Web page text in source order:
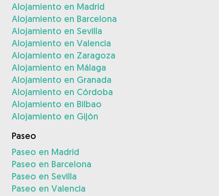
Alojamiento en Madrid
Alojamiento en Barcelona
Alojamiento en Sevilla
Alojamiento en Valencia
Alojamiento en Zaragoza
Alojamiento en Málaga
Alojamiento en Granada
Alojamiento en Córdoba
Alojamiento en Bilbao
Alojamiento en Gijón
Paseo
Paseo en Madrid
Paseo en Barcelona
Paseo en Sevilla
Paseo en Valencia